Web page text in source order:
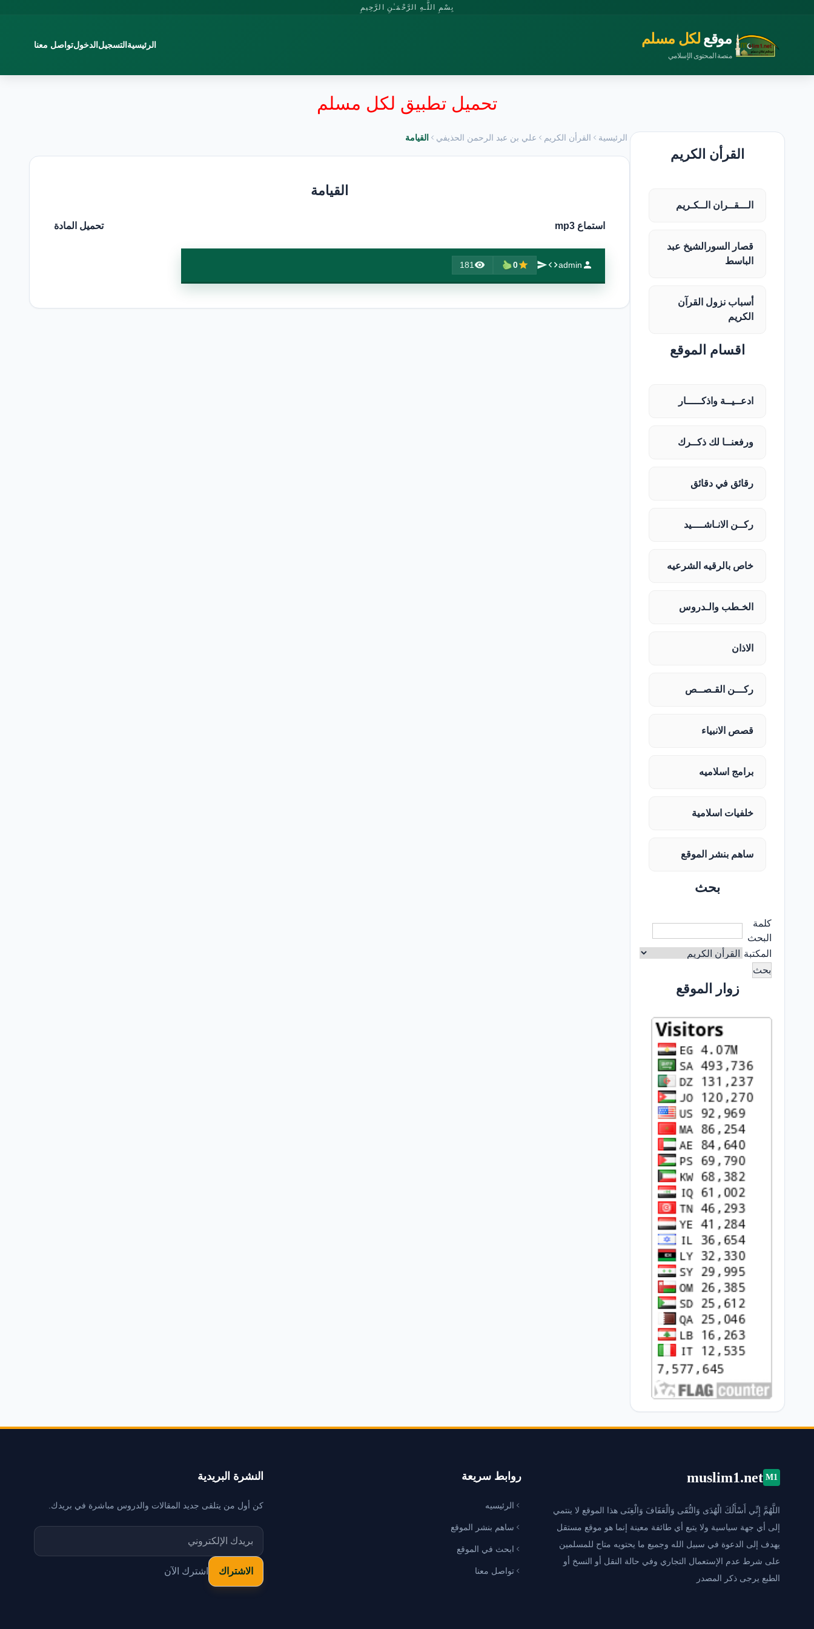
بِسْمِ اللَّـهِ الرَّحْمَـٰنِ الرَّحِيمِ
موقع لكل مسلم
منصة المحتوى الإسلامي
الرئيسية التسجيل الدخولتواصل معنا
تحميل تطبيق لكل مسلم
القرأن الكريم
الـــقــران الــكـريم
قصار السورالشيخ عبد
الباسط
أسباب نزول القرآن
الكريم
اقسام الموقع
ادعــيــة واذكـــــار
ورفعنــا لك ذكــرك
رقائق في دقائق
ركــن الانـاشــــيد
خاص بالرقيه الشرعيه
الخـطب والـدروس
الاذان
ركـــن القـصــص
قصص الانبياء
برامج اسلاميه
خلفيات اسلامية
ساهم بنشر الموقع
بحث
كلمة
البحث
المكتبة
زوار الموقع
الرئيسية القرأن الكريم علي بن عبد الرحمن الحذيفي القيامة
القيامة
استماع mp3 تحميل المادة
admin
0
181
M1
muslim1.net
اللَّهُمَّ إِنِّي أَسْأَلُكَ الْهُدَى وَالتُّقَى وَالْعَفَافَ وَالْغِنَى هذا الموقع لا ينتمي
إلى أي جهة سياسية ولا يتبع أي طائفة معينة إنما هو موقع مستقل
يهدف إلى الدعوة في سبيل الله وجميع ما يحتويه متاح للمسلمين
على شرط عدم الإستعمال التجاري وفي حالة النقل أو النسخ أو
الطبع يرجى ذكر المصدر
روابط سريعة
الرئيسيه
ساهم بنشر الموقع
ابحث في الموقع
تواصل معنا
النشرة البريدية
كن أول من يتلقى جديد المقالات والدروس مباشرة في بريدك.
اشترك الآن